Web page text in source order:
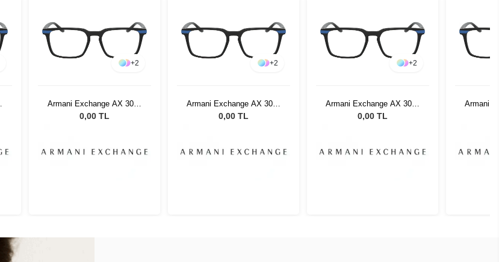
+2
Armani Exchange AX 3081
8283 53
0,00 TL
+2
Armani Exchange AX 3081
8283 53
0,00 TL
+2
Armani Exchange AX 3081
8283 53
0,00 TL
Armani